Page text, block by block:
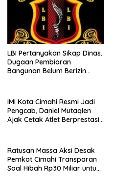
LBI Pertanyakan Sikap Dinas.
Dugaan Pembiaran
Bangunan Belum Berizin
IMI Kota Cimahi Resmi Jadi
Pengcab, Daniel Mutaqien
Ajak Cetak Atlet Berprestasi
Ratusan Massa Aksi Desak
Pemkot Cimahi Transparan
Soal Hibah Rp30 Miliar untuk